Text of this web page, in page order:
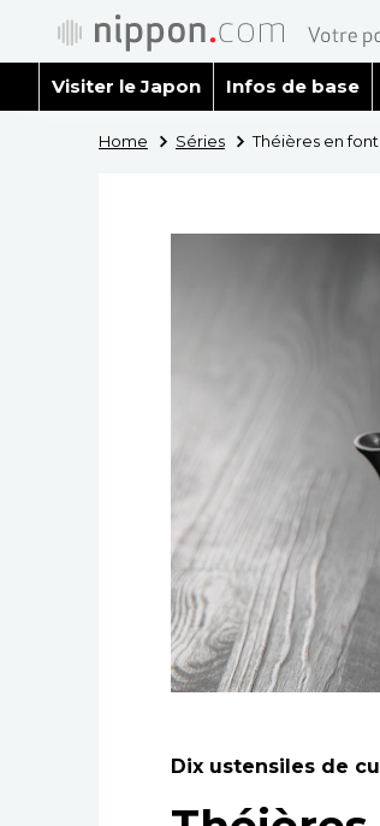
Visiter le Japon Infos de base
Home Séries Théières en
Dix ustensiles de